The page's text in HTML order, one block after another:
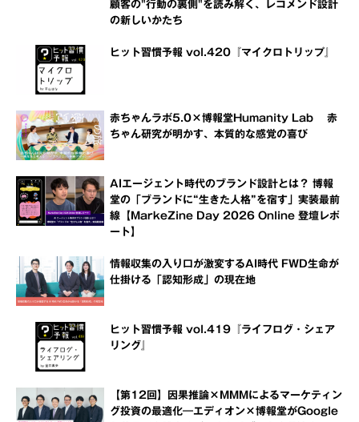
顧客の"行動の裏側"を読み解く、レコメンド設計
の新しいかたち
ヒット習慣予報 vol.420『マイクロトリップ』
赤ちゃんラボ5.0×博報堂Humanity Lab 赤
ちゃん研究が明かす、本質的な感覚の喜び
AIエージェント時代のブランド設計とは？ 博報
堂の「ブランドに“生きた人格”を宿す」実装最前
線【MarkeZine Day 2026 Online 登壇レポ
ート】
情報収集の入り口が激変するAI時代 FWD生命が
仕掛ける「認知形成」の現在地
ヒット習慣予報 vol.419『ライフログ・シェア
リング』
【第12回】因果推論×MMMによるマーケティン
グ投資の最適化―エディオン×博報堂がGoogle